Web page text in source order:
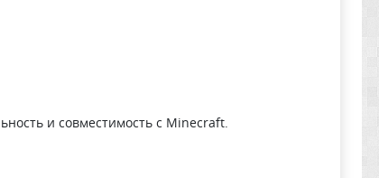
и совместимость с Minecraft.